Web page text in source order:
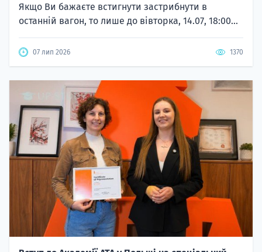
Якщо Ви бажаєте встигнути застрибнути в
останній вагон, то лише до вівторка, 14.07, 18:00...
07 лип 2026 1370